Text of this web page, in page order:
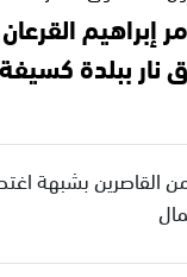
إبراهيم القرعان
ببلدة كسيفة
القاصرين بشبهة